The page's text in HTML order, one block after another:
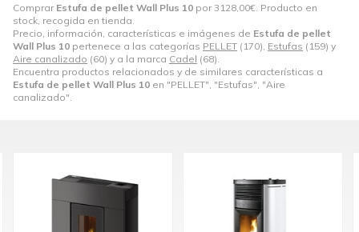
Comprar Estufa de pellet Wall Plus 10 por3128,00€ . Producto en
stock, recogida en tienda.
Precio, información, características e imágenes de Estufa de pellet
Wall Plus 10 pertenece a las categorías PELLET (170), Estufas (159) y
Aire canalizado (60) y a la marca Cadel (68).
Encuentra productos relacionados y de similares características a
Estufa de pellet Wall Plus 10 en "PELLET", "Estufas", "Aire
canalizado".